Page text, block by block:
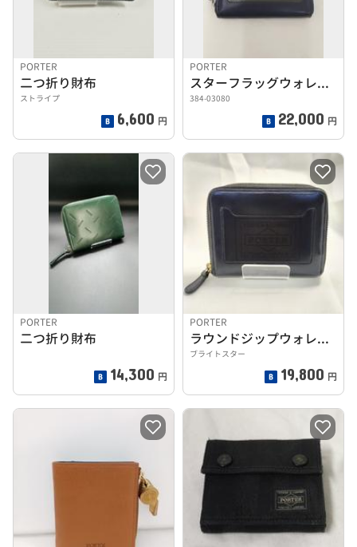
PORTER
二つ折り財布
ストライプ
6,600 円
PORTER
スターフラッグウォレット
384-03080
22,000 円
PORTER
二つ折り財布
14,300 円
PORTER
ラウンドジップウォレット
ブライトスター
19,800 円